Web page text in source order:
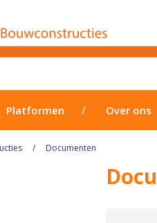
Platformen Over ons
Documenten